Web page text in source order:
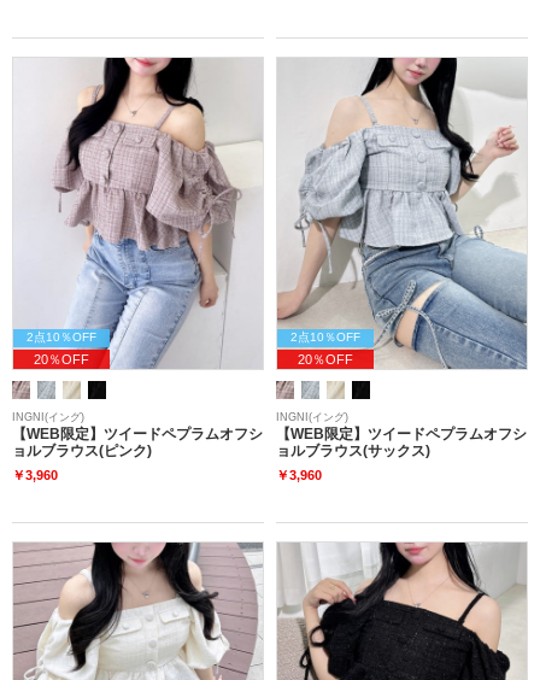
2点10％OFF
20％OFF
INGNI(イング)
【WEB限定】ツイードペプラムオフシ
ョルブラウス(ピンク)
￥3,960
2点10％OFF
20％OFF
INGNI(イング)
【WEB限定】ツイードペプラムオフシ
ョルブラウス(サックス)
￥3,960